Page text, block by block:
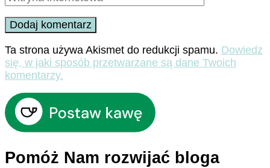
Ta strona używa Akismet do redukcji spamu. Dowiedz
się, w jaki sposób przetwarzane są dane Twoich
komentarzy.
Pomóż Nam rozwijać bloga